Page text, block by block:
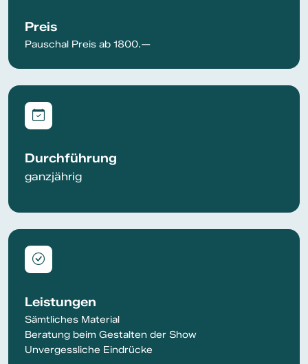
Preis
Pauschal Preis ab 1800.—
Durchführung
ganzjährig
Leistungen
Sämtliches Material
Beratung beim Gestalten der Show
Unvergessliche Eindrücke